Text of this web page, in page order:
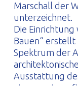
Marschall der
unterzeichnet.
Die Einrichtung
Bauen“
Spektrum der
Ausstattung